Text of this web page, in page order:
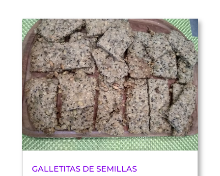
GALLETITAS DE SEMILLAS